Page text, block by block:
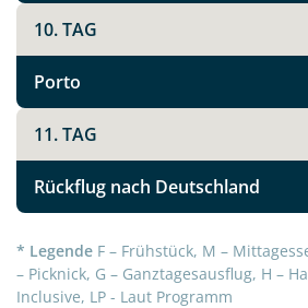
10. TAG
Porto
11. TAG
Rückflug nach Deutschland
* Legende F – Frühstück, M –
– Picknick, G – Ganztagesausflug, H –
Inclusive, LP - Laut Programm